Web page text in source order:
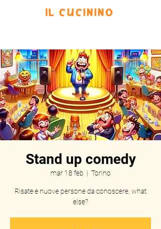
IL CUCININO
Stand up comedy
mar 18 feb
  |
Torino
Risate e nuove persone da conoscere, what
else?